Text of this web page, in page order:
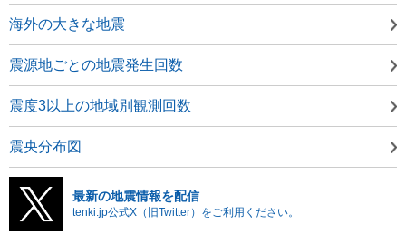
海外の大きな地震
震源地ごとの地震発生回数
震度3以上の地域別観測回数
震央分布図
最新の地震情報を配信
tenki.jp公式X（旧Twitter）をご利用ください。